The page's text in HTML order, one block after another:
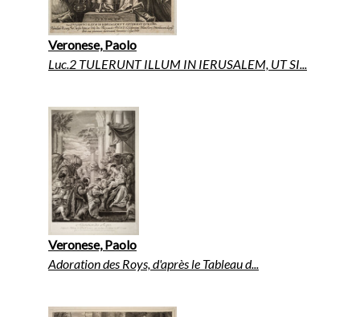
Veronese, Paolo
Luc.2 TULERUNT ILLUM IN IERUSALEM, UT SI...
Veronese, Paolo
Adoration des Roys, d'après le Tableau d...